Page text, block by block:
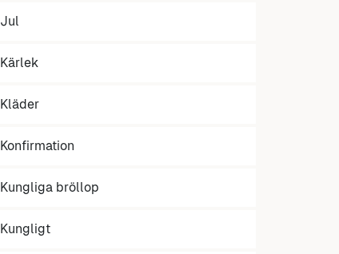
Jul
Kärlek
Kläder
Konfirmation
Kungliga bröllop
Kungligt